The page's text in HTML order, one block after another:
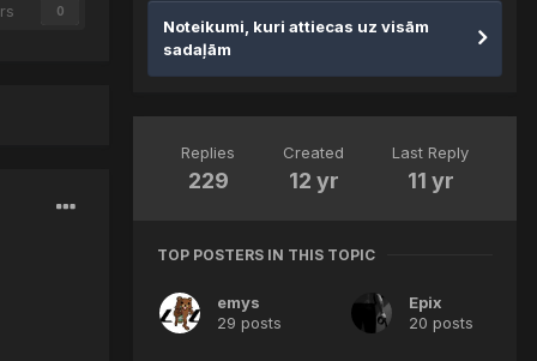
0
Noteikumi, kuri attiecas uz visām
sadaļām
Replies
229
Created
12 yr
Last Reply
11 yr
TOP POSTERS IN THIS TOPIC
emys
29 posts
Epix
20 posts